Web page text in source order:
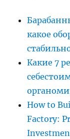
какое
Какие 7
How to
Factory: